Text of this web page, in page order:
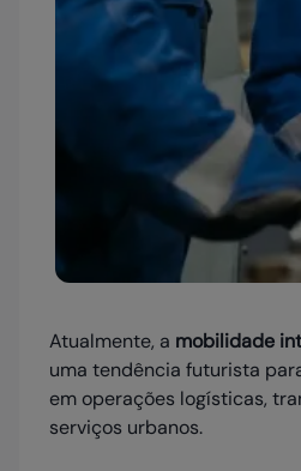
Atualmente, a mobilidade
uma tendência futurista
em operações logísticas,
serviços urbanos.